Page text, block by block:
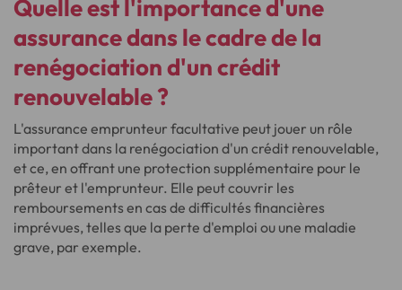
Quelle est l'importance d'une
assurance dans le cadre de la
renégociation d'un crédit
renouvelable ?
L'assurance emprunteur facultative peut jouer un rôle
important dans la renégociation d'un crédit renouvelable,
et ce, en offrant une protection supplémentaire pour le
prêteur et l'emprunteur. Elle peut couvrir les
remboursements en cas de difficultés financières
imprévues, telles que la perte d'emploi ou une maladie
grave, par exemple.